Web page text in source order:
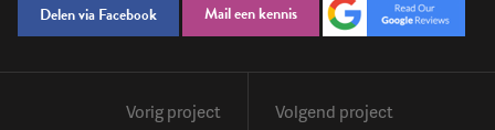
Delen via Facebook Mail een kennis
Vorig project Volgend project